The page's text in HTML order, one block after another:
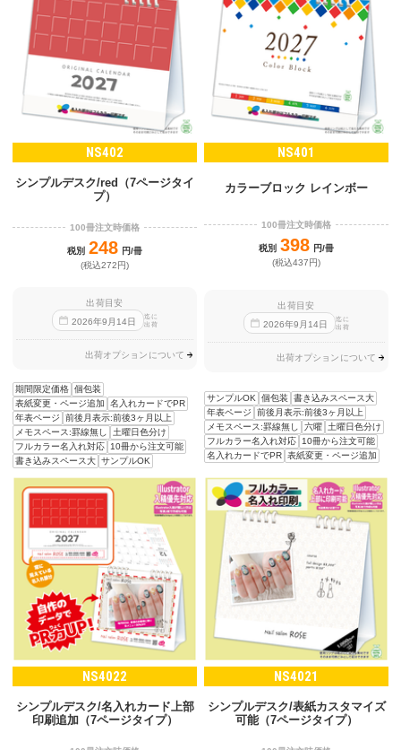
NS402
シンプルデスク/red（7ページタイ
プ）
100冊注文時価格
税別 248 円/冊
(税込272円)
出荷目安
2026年9 月 14日
迄に
出荷
出荷オプションについて
期間限定価格 個包装
表紙変更・ページ追加
名入れカードでPR
年表ページ
前後月表示:前後3ヶ月以上
メモスペース:罫線無し
土曜日色分け
フルカラー名入れ対応
10冊から注文可能
書き込みスペース大 サンプルOK
NS401
カラーブロック レインボー
100冊注文時価格
税別 398 円/冊
(税込437円)
出荷目安
2026年9 月14日
迄に
出荷
出荷オプションについて
サンプルOK 個包装
書き込みスペース大
年表ページ
前後月表示:前後3ヶ月以上
メモスペース:罫線無し
六曜
土曜日色分け
フルカラー名入れ対応
10冊から注文可能
名入れカードでPR 表紙変更・ページ追加
NS4022
シンプルデスク/名入れカード上部
印刷追加（7ページタイプ）
NS4021
シンプルデスク/表紙カスタマイズ
可能（7ページタイプ）